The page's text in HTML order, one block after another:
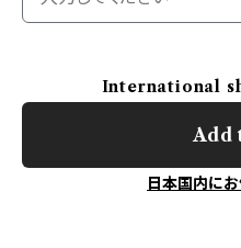
International
Add
日本国内に